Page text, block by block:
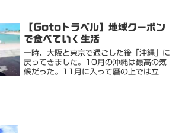
と・・そんな夢を激安で叶えてくれる宿に
出会うことが...
【Gotoトラベル】地域クーポン
で食べていく生活
一時、大阪と東京で過ごした後「沖縄」に
戻ってきました。10月の沖縄は最高の気
候だった。11月に入って暦の上では立冬